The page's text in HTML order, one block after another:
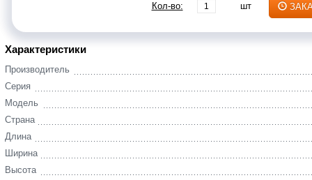
Кол-во:
шт
Характеристики
Производитель
Серия
Модель
Страна
Длина
Ширина
Высота